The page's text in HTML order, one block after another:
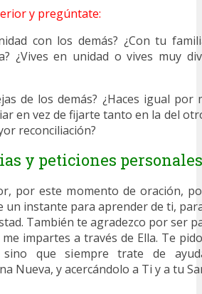
y pregúntate:
con los demás? ¿Con tu
¿Vives en unidad o vives muy
de los demás? ¿Haces igual
en vez de fijarte tanto en la del
reconciliación?
y peticiones personales
por este momento de oración,
un instante para aprender de ti,
También te agradezco por ser
impartes a través de Ella. Te
que siempre trate de
Nueva, y acercándolo a Ti y a tu